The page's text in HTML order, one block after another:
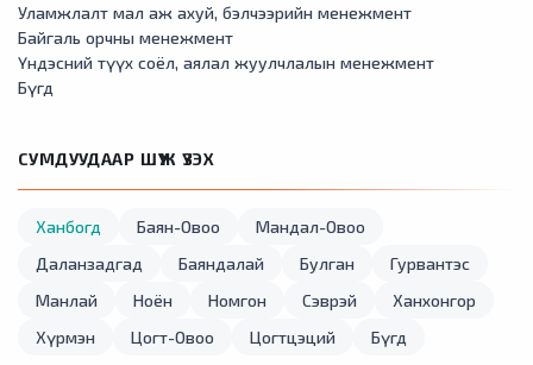
Уламжлалт мал аж ахуй, бэлчээрийн менежмент
Байгаль орчны менежмент
Үндэсний түүх соёл, аялал жуулчлалын менежмент
Бүгд
СУМДУУДААР ШҮҮЖ ҮЗЭХ
Ханбогд Баян-Овоо
Мандал-Овоо
Даланзадгад
Баяндалай Булган
Гурвантэс
Манлай
Ноён Номгон Сэврэй
Ханхонгор
Хүрмэн
Цогт-Овоо Цогтцэций Бүгд